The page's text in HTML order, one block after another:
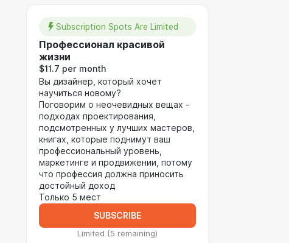
Subscription Spots Are Limited
Профессионал красивой
жизни
$11.7 per month
Вы дизайнер, который хочет
научиться новому?
Поговорим о неочевидных вещах -
подходах проектирования,
подсмотренных у лучших мастеров,
книгах, которые поднимут ваш
профессиональный уровень,
маркетинге и продвижении, потому
что профессия должна приносить
достойный доход
Только 5 мест
SUBSCRIBE
Limited (5 remaining)